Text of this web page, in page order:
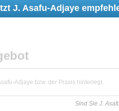
J. Asafu-Adjaye
Adjaye bzw. der Praxis hinterlegt.
Sind Sie J.